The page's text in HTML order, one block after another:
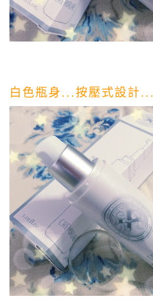
白色瓶身...按壓式設計...